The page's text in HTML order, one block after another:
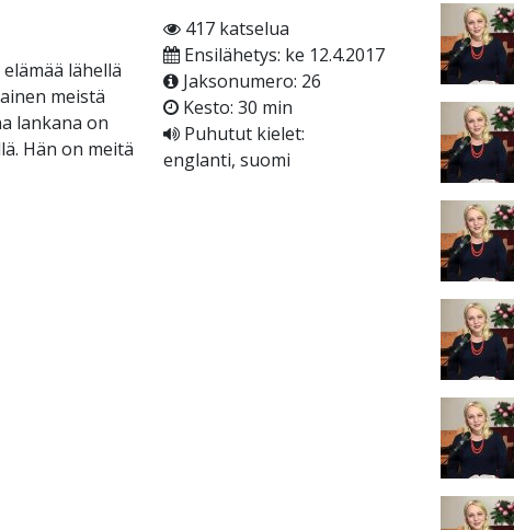
lähellä
meistä
lankana on
Hän on meitä
417 katselua
Ensilähetys: ke 12.4.2017
Jaksonumero: 26
Kesto: 30 min
Puhutut kielet:
englanti, suomi